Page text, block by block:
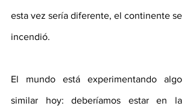
esta vez sería diferente, el continente se
incendió.
El mundo está experimentando algo
similar hoy: deberíamos estar en la